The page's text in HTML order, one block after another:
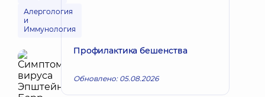
Алергология
и
Иммунология
Профилактика бешенства
Обновлено: 05.08.2026